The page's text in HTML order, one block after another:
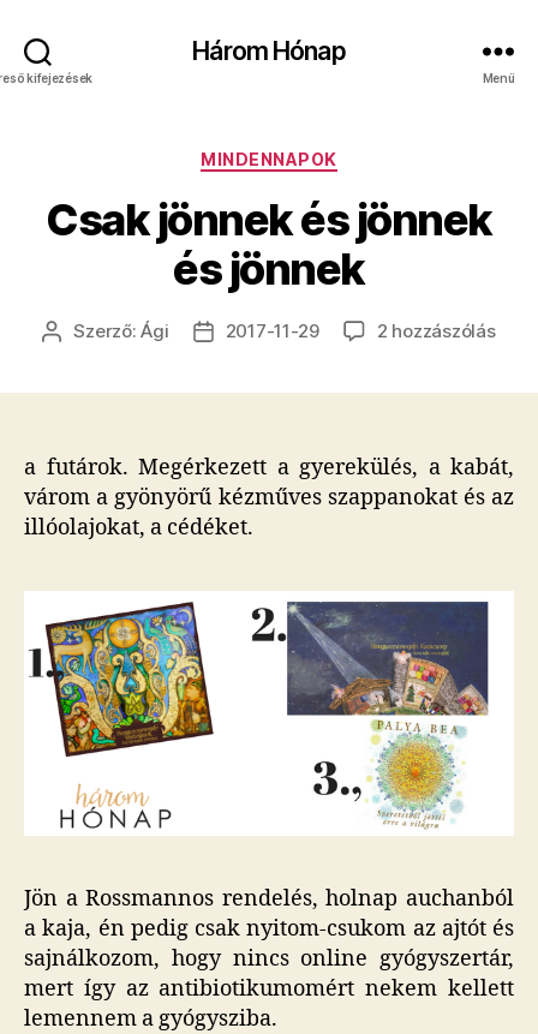
kifejezések
Három Hónap
Menü
Kategóriák
MINDENNAPOK
Csak jönnek és jönnek
és jönnek
Bejegyzés
Szerző:Ági
Bejegyzés
2017-11-29 2 hozzászólásCsak
című
a futárok. Megérkezett a gyerekülés, a kabát,
várom a gyönyörű kézműves szappanokat és az
illóolajokat, a cédéket.
Jön a Rossmannos rendelés, holnap auchanból
a kaja, én pedig csak nyitom-csukom az ajtót és
sajnálkozom, hogy nincs online gyógyszertár,
mert így az antibiotikumomért nekem kellett
lemennem a gyógysziba.